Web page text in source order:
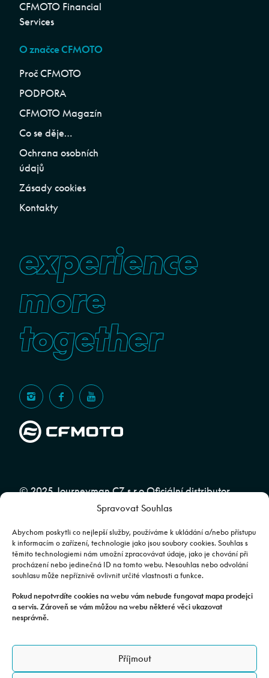
Spravovat Souhlas
Abychom poskytli co nejlepší služby, používáme k ukládání a/nebo přístupu
k informacím o zařízení, technologie jako jsou soubory cookies. Souhlas s
těmito technologiemi nám umožní zpracovávat údaje, jako je chování při
procházení nebo jedinečná ID na tomto webu. Nesouhlas nebo odvolání
souhlasu může nepříznivě ovlivnit určité vlastnosti a funkce.
Pokud nepotvrdíte cookies na webu vám nebude fungovat mapa prodejci
a servis. Zároveň se vám můžou na webu některé věci ukazovat
nesprávně.
Příjmout
CFMOTO Financial
Services
O značce CFMOTO
Proč CFMOTO
PODPORA
CFMOTO Magazín
Co se děje…
Ochrana osobních
údajů
Zásady cookies
Kontakty
experience
more
together
© 2025 Journeyman CZ s.r.o Oficiální distributor
značky CFMOTO pro ČR a SR | Web spravuje
Team
Fotografie mají pouze ilustrativní charakter. Výbava, barevné
kombinace apod. se mohou lišit. Pro upřesnění kontaktujte svého
prodejce. | Veškeré zobrazené informace mají pouze informativní
charakter a nejsou nabídkou ve smyslu ustanovení §1732 odst. 2
zákona č. 89/2012 Sb., občanského zákoníku.
JOURNEYMAN CZ s.r.o. | Podjavorinské 1606/16, Chodov, 149 00
Praha 4 | IČO: 24843920, DIČ: CZ24843920 | Spisová značka: C